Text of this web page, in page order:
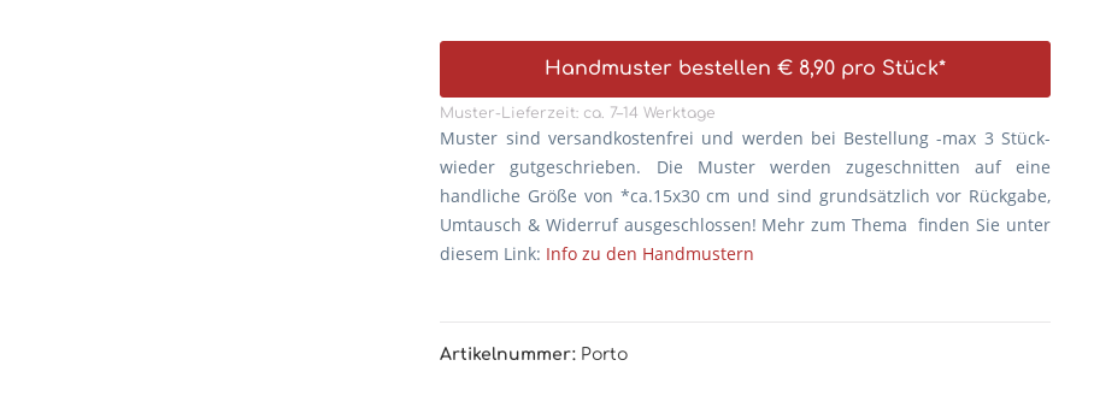
Handmuster bestellen € 8,90 pro Stück*
Muster-Lieferzeit: ca. 7–14 Werktage
Muster sind versandkostenfrei und werden bei Bestellung -max 3 Stück-
wieder gutgeschrieben. Die Muster werden zugeschnitten auf eine
handliche Größe von *ca.15x30 cm und sind grundsätzlich vor Rückgabe,
Umtausch & Widerruf ausgeschlossen! Mehr zum Thema finden Sie unter
diesem Link: Info zu den Handmustern
Artikelnummer: Porto